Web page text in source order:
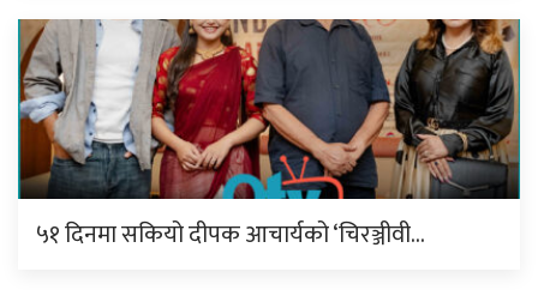
५१ दिनमा सकियो दीपक आचार्यको ‘चिरञ्जीवी…